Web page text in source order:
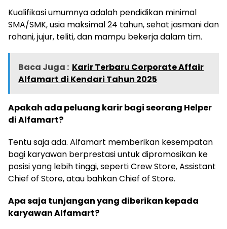
Kualifikasi umumnya adalah pendidikan minimal
SMA/SMK, usia maksimal 24 tahun, sehat jasmani dan
rohani, jujur, teliti, dan mampu bekerja dalam tim.
Baca Juga : Karir Terbaru Corporate Affair
Alfamart di Kendari Tahun 2025
Apakah ada peluang karir bagi seorang Helper
di Alfamart?
Tentu saja ada. Alfamart memberikan kesempatan
bagi karyawan berprestasi untuk dipromosikan ke
posisi yang lebih tinggi, seperti Crew Store, Assistant
Chief of Store, atau bahkan Chief of Store.
Apa saja tunjangan yang diberikan kepada
karyawan Alfamart?